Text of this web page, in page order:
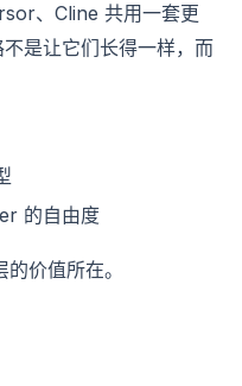
、Cline 共用一套更
是让它们长得一样，而
的自由度
价值所在。